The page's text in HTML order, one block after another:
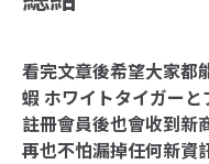
看完文章後希望大家都
蝦 ホワイトタイガー
註冊會員後也會收到
再也不怕漏掉任何新資